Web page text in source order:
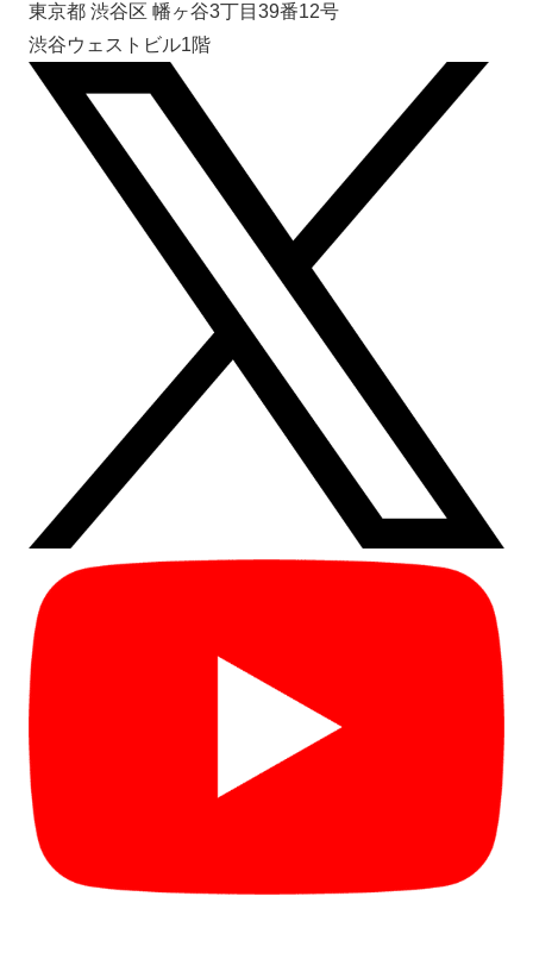
東京都 渋谷区 幡ヶ谷3丁目39番12号
渋谷ウェストビル1階